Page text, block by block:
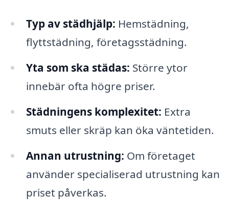
Typ av städhjälp: Hemstädning,
flyttstädning, företagsstädning.
Yta som ska städas: Större ytor
innebär ofta högre priser.
Städningens komplexitet: Extra
smuts eller skräp kan öka väntetiden.
Annan utrustning: Om företaget
använder specialiserad utrustning kan
priset påverkas.